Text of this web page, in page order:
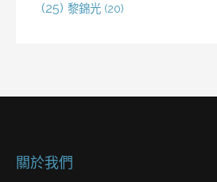
(25) 黎錦光 (20)
關於我們